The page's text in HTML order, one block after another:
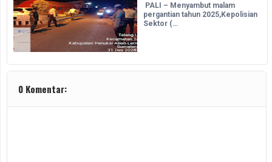
PALI – Menyambut malam
pergantian tahun 2025,Kepolisian
Sektor (…
0 Komentar: